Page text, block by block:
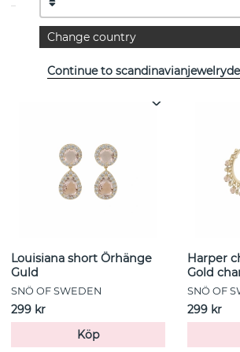
Louisiana short Örhänge
Guld
SNÖ OF SWEDEN
299 kr
Köp
Harper
Gold
SNÖ OF
299 kr
Change country
Continue to